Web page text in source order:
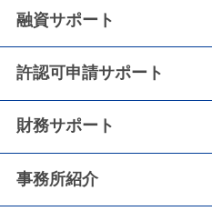
融資サポート
許認可申請サポート
財務サポート
事務所紹介